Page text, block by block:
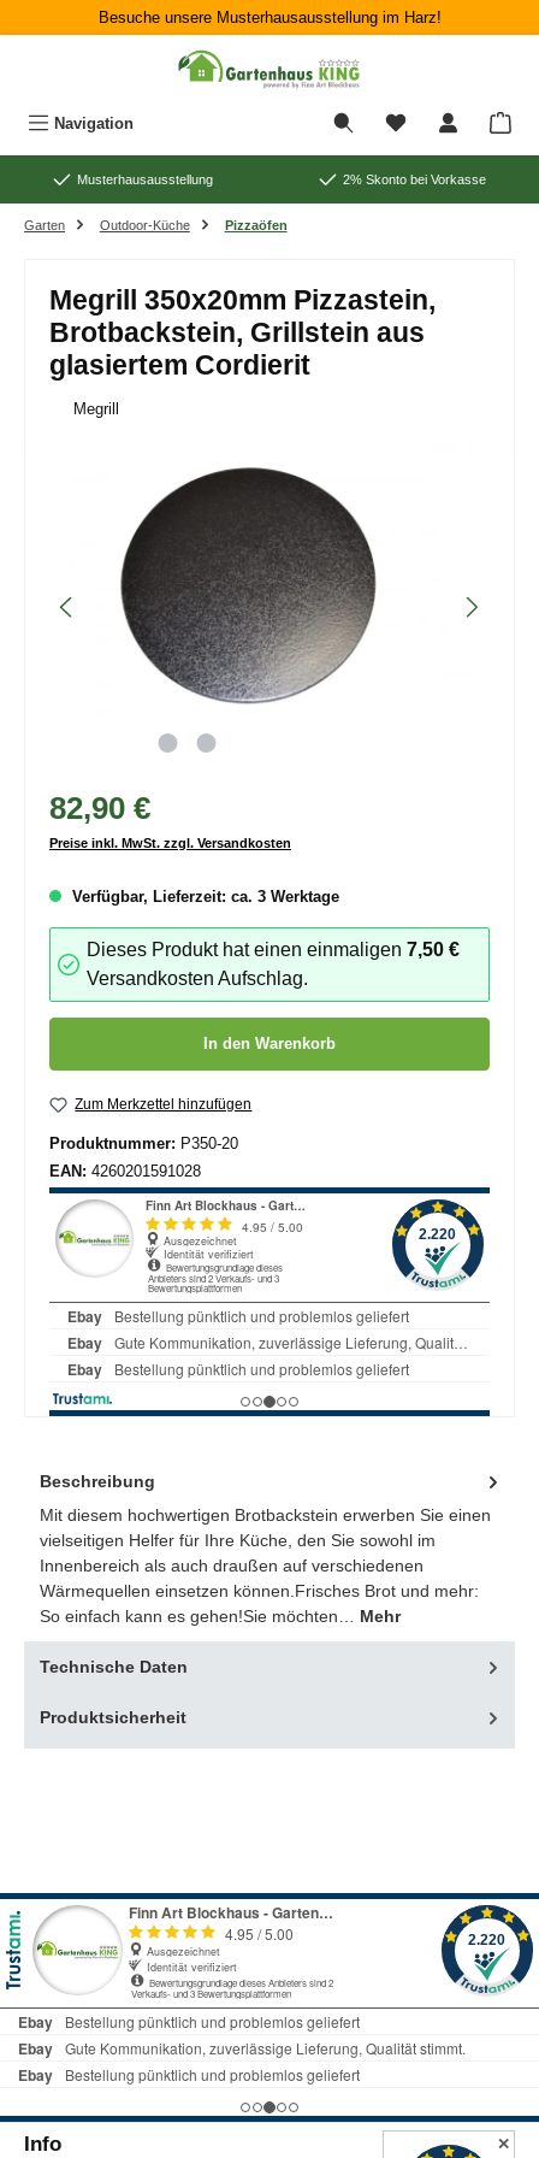
Zum Hauptinhalt springenBesuche unsere Musterhausausstellung im Harz!
Navigation
Musterhausausstellung 2% Skonto bei Vorkasse
Garten Outdoor-Küche Pizzaöfen
Megrill 350x20mm Pizzastein,
Brotbackstein, Grillstein aus
glasiertem Cordierit
Megrill
82,90 €
Preise inkl. MwSt. zzgl. Versandkosten
Verfügbar, Lieferzeit: ca. 3 Werktage
Dieses Produkt hat einen einmaligen7,50 €
Versandkosten Aufschlag.
In den Warenkorb
Zum Merkzettel hinzufügen
Produktnummer: P350-20
EAN: 4260201591028
Beschreibung
Mit diesem hochwertigen Brotbackstein erwerben Sie einen
vielseitigen Helfer für Ihre Küche, den Sie sowohl im
Innenbereich als auch draußen auf verschiedenen
Wärmequellen einsetzen können.Frisches Brot und mehr:
So einfach kann es gehen!Sie möchten… Mehr
Technische Daten
Produktsicherheit
Info ✕